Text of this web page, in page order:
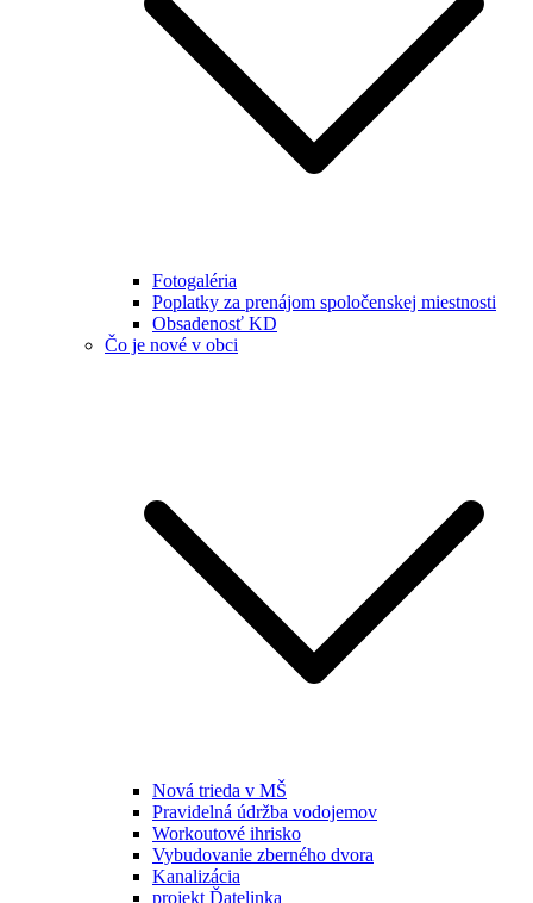
Fotogaléria
Poplatky za prenájom spoločenskej miestnosti
Obsadenosť KD
Čo je nové v obci
Nová trieda v MŠ
Pravidelná údržba vodojemov
Workoutové ihrisko
Vybudovanie zberného dvora
Kanalizácia
projekt Ďatelinka